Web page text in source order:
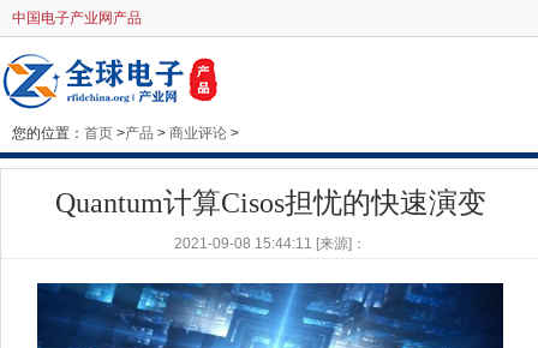
中国电子产业网产品
您的位置： 首页 >产品 > 商业评论 >
Quantum计算Cisos担忧的快速演变
2021-09-08 15:44:11 [来源]：